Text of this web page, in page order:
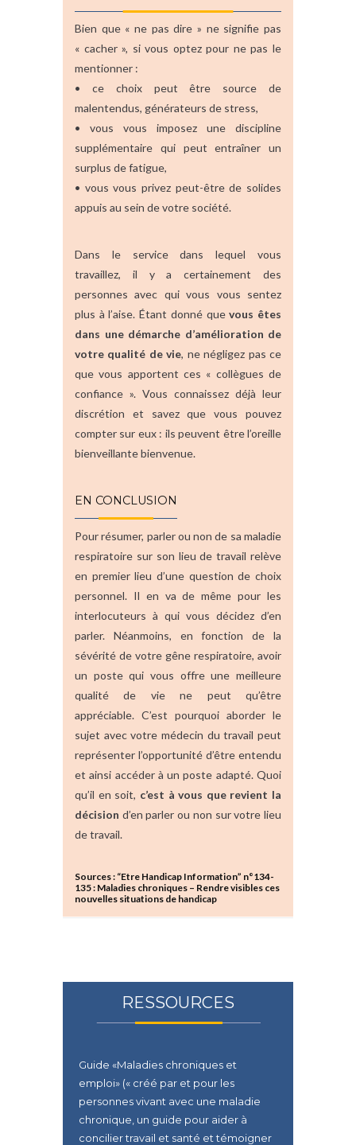
Bien que « ne pas dire » ne signifie pas
« cacher », si vous optez pour ne pas le
mentionner :
• ce choix peut être source de
malentendus, générateurs de stress,
• vous vous imposez une discipline
supplémentaire qui peut entraîner un
surplus de fatigue,
• vous vous privez peut-être de solides
appuis au sein de votre société.
Dans le service dans lequel vous
travaillez, il y a certainement des
personnes avec qui vous vous sentez
plus à l’aise. Étant donné quevous êtes
dans une démarche d’amélioration de
votre qualité de vie, ne négligez pas ce
que vous apportent ces « collègues de
confiance ». Vous connaissez déjà leur
discrétion et savez que vous pouvez
compter sur eux : ils peuvent être l’oreille
bienveillante bienvenue.
EN CONCLUSION
Pour résumer, parler ou non de sa maladie
respiratoire sur son lieu de travail relève
en premier lieu d’une question de choix
personnel. Il en va de même pour les
interlocuteurs à qui vous décidez d’en
parler. Néanmoins, en fonction de la
sévérité de votre gêne respiratoire, avoir
un poste qui vous offre une meilleure
qualité de vie ne peut qu’être
appréciable. C’est pourquoi aborder le
sujet avec votre médecin du travail peut
représenter l’opportunité d’être entendu
et ainsi accéder à un poste adapté. Quoi
qu’il en soit, c’est à vous que revient la
décision d’en parler ou non sur votre lieu
de travail.
Sources : “Etre Handicap Information” n°134-
135: Maladies chroniques – Rendre visibles ces
nouvelles situations de handicap
RESSOURCES
Guide «Maladies chroniques et
emploi» (« créé par et pour les
personnes vivant avec une maladie
chronique, un guide pour aider à
concilier travail et santé et témoigner